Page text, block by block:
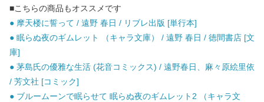
■こちらの商品もオススメです
● 摩天楼に誓って / 遠野 春日 / リブレ出版 [単行本]
● 眠らぬ夜のギムレット （キャラ文庫） / 遠野 春日 / 徳間書店 [文
庫]
● 茅島氏の優雅な生活 (花音コミックス) / 遠野春日、麻々原絵里依
/ 芳文社 [コミック]
● ブルームーンで眠らせて 眠らぬ夜のギムレット2 （キャラ文